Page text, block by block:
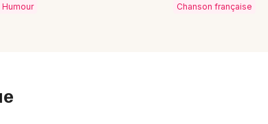
Humour Chanson française